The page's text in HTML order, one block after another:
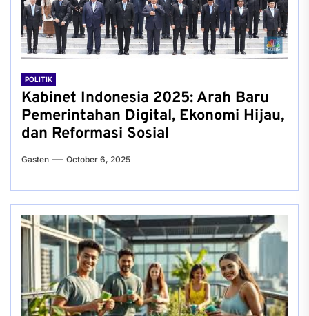
POLITIK
Kabinet Indonesia 2025: Arah Baru
Pemerintahan Digital, Ekonomi Hijau,
dan Reformasi Sosial
Gasten October 6, 2025